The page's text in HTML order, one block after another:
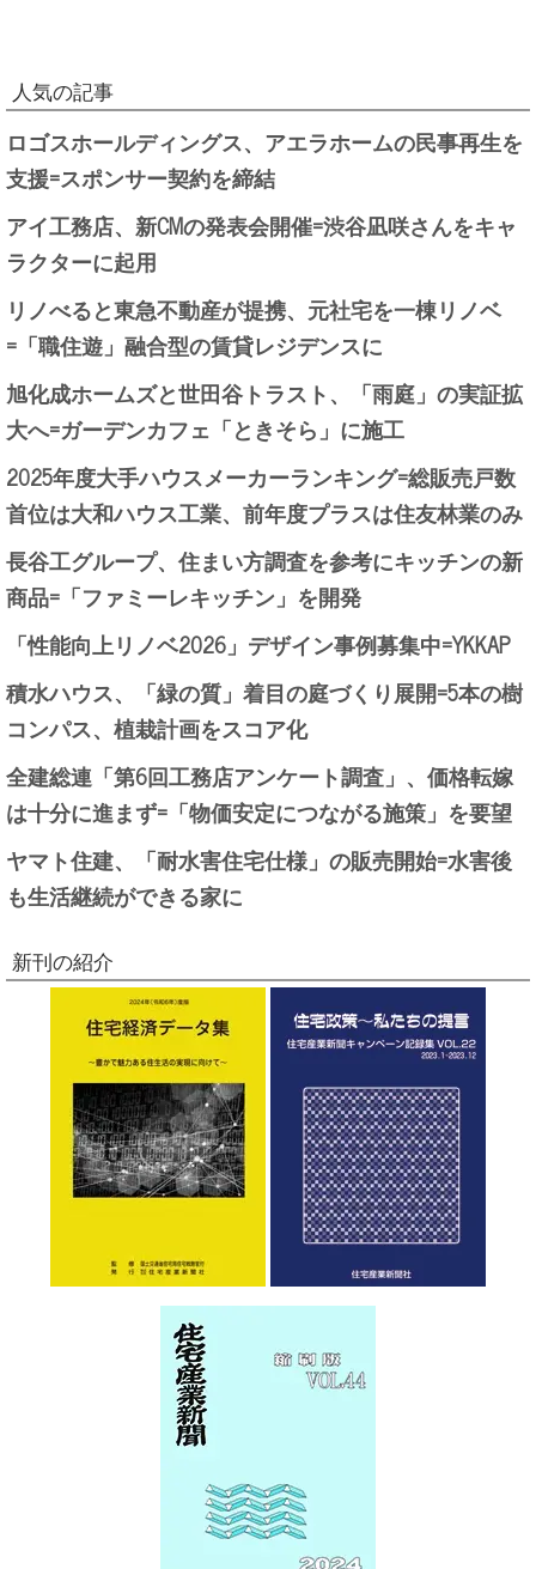
人気の記事
ロゴスホールディングス、アエラホームの民事再生を
支援=スポンサー契約を締結
アイ工務店、新CMの発表会開催=渋谷凪咲さんをキャ
ラクターに起用
リノべると東急不動産が提携、元社宅を一棟リノベ
=「職住遊」融合型の賃貸レジデンスに
旭化成ホームズと世田谷トラスト、「雨庭」の実証拡
大へ=ガーデンカフェ「ときそら」に施工
2025年度大手ハウスメーカーランキング=総販売戸数
首位は大和ハウス工業、前年度プラスは住友林業のみ
長谷工グループ、住まい方調査を参考にキッチンの新
商品=「ファミーレキッチン」を開発
「性能向上リノベ2026」デザイン事例募集中=YKKAP
積水ハウス、「緑の質」着目の庭づくり展開=5本の樹
コンパス、植栽計画をスコア化
全建総連「第6回工務店アンケート調査」、価格転嫁
は十分に進まず=「物価安定につながる施策」を要望
ヤマト住建、「耐水害住宅仕様」の販売開始=水害後
も生活継続ができる家に
新刊の紹介